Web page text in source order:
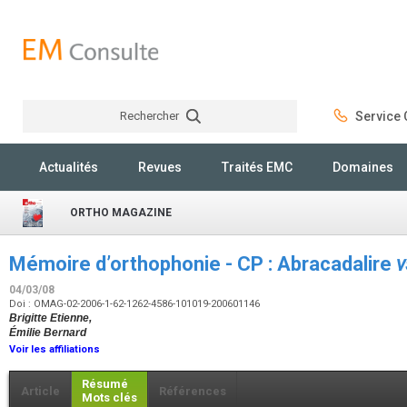
Rechercher Service
Actualités Revues Traités EMC Domaines
ORTHO MAGAZINE
Mémoire d’orthophonie - CP : Abracadalire
04/03/08
Doi : OMAG-02-2006-1-62-1262-4586-101019-200601146
Brigitte Etienne,
Émilie Bernard
Voir les affiliations
Article
Résumé
Mots clés
Références